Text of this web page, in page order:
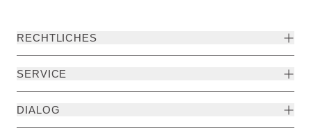
RECHTLICHES
SERVICE
DIALOG